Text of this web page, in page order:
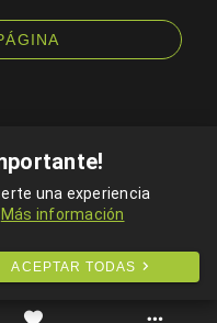
una experiencia
Más información
ACEPTAR TODAS